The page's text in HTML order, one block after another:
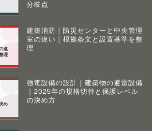
分岐点
建築消防｜防災センターと中央管理
室の違い｜根拠条文と設置基準を整
理
強電設備の設計｜建築物の避雷設備
｜2025年の規格切替と保護レベル
の決め方